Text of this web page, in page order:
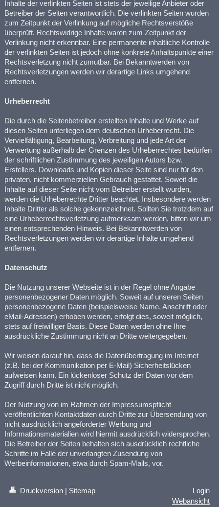
Inhalte der verlinkten Seiten ist stets der jeweilige Anbieter oder
Betreiber der Seiten verantwortlich. Die verlinkten Seiten wurden
zum Zeitpunkt der Verlinkung auf mögliche Rechtsverstöße
überprüft. Rechtswidrige Inhalte waren zum Zeitpunkt der
Verlinkung nicht erkennbar. Eine permanente inhaltliche Kontrolle
der verlinkten Seiten ist jedoch ohne konkrete Anhaltspunkte einer
Rechtsverletzung nicht zumutbar. Bei Bekanntwerden von
Rechtsverletzungen werden wir derartige Links umgehend
entfernen.
Urheberrecht
Die durch die Seitenbetreiber erstellten Inhalte und Werke auf
diesen Seiten unterliegen dem deutschen Urheberrecht. Die
Vervielfältigung, Bearbeitung, Verbreitung und jede Art der
Verwertung außerhalb der Grenzen des Urheberrechtes bedürfen
der schriftlichen Zustimmung des jeweiligen Autors bzw.
Erstellers. Downloads und Kopien dieser Seite sind nur für den
privaten, nicht kommerziellen Gebrauch gestattet. Soweit die
Inhalte auf dieser Seite nicht vom Betreiber erstellt wurden,
werden die Urheberrechte Dritter beachtet. Insbesondere werden
Inhalte Dritter als solche gekennzeichnet. Sollten Sie trotzdem auf
eine Urheberrechtsverletzung aufmerksam werden, bitten wir um
einen entsprechenden Hinweis. Bei Bekanntwerden von
Rechtsverletzungen werden wir derartige Inhalte umgehend
entfernen.
Datenschutz
Die Nutzung unserer Webseite ist in der Regel ohne Angabe
personenbezogener Daten möglich. Soweit auf unseren Seiten
personenbezogene Daten (beispielsweise Name, Anschrift oder
eMail-Adressen) erhoben werden, erfolgt dies, soweit möglich,
stets auf freiwilliger Basis. Diese Daten werden ohne Ihre
ausdrückliche Zustimmung nicht an Dritte weitergegeben.
Wir weisen darauf hin, dass die Datenübertragung im Internet
(z.B. bei der Kommunikation per E-Mail) Sicherheitslücken
aufweisen kann. Ein lückenloser Schutz der Daten vor dem
Zugriff durch Dritte ist nicht möglich.
Der Nutzung von im Rahmen der Impressumspflicht
veröffentlichten Kontaktdaten durch Dritte zur Übersendung von
nicht ausdrücklich angeforderter Werbung und
Informationsmaterialien wird hiermit ausdrücklich widersprochen.
Die Betreiber der Seiten behalten sich ausdrücklich rechtliche
Schritte im Falle der unverlangten Zusendung von
Werbeinformationen, etwa durch Spam-Mails, vor.
Druckversion | Sitemap
Login
Webansicht